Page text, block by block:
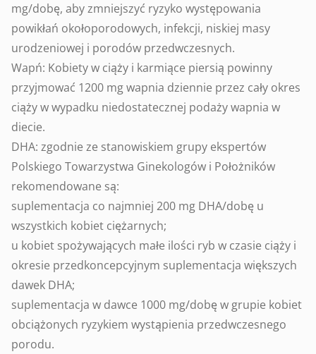
mg/dobę, aby zmniejszyć ryzyko występowania
powikłań okołoporodowych, infekcji, niskiej masy
urodzeniowej i porodów przedwczesnych.
Wapń: Kobiety w ciąży i karmiące piersią powinny
przyjmować 1200 mg wapnia dziennie przez cały okres
ciąży w wypadku niedostatecznej podaży wapnia w
diecie.
DHA: zgodnie ze stanowiskiem grupy ekspertów
Polskiego Towarzystwa Ginekologów i Położników
rekomendowane są:
suplementacja co najmniej 200 mg DHA/dobę u
wszystkich kobiet ciężarnych;
u kobiet spożywających małe ilości ryb w czasie ciąży i
okresie przedkoncepcyjnym suplementacja większych
dawek DHA;
suplementacja w dawce 1000 mg/dobę w grupie kobiet
obciążonych ryzykiem wystąpienia przedwczesnego
porodu.